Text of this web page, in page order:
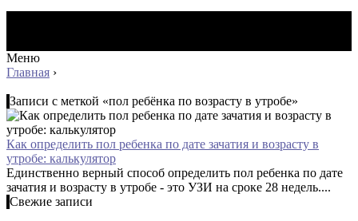
Меню
Главная ›
Записи с меткой «пол ребёнка по возрасту в утробе»
Как определить пол ребенка по дате зачатия и возрасту в
утробе: калькулятор
Единственно верный способ определить пол ребенка по дате
зачатия и возрасту в утробе - это УЗИ на сроке 28 недель....
Свежие записи